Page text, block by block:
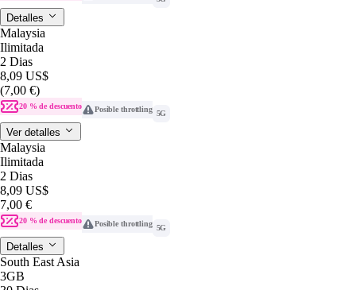
Detalles
Malaysia
Ilimitada
2 Dias
8,09 US$
(7,00 €)
20 % de descuento Posible throttling 5G
Ver detalles
Malaysia
Ilimitada
2 Dias
8,09 US$
7,00 €
20 % de descuento Posible throttling 5G
Detalles
South East Asia
3GB